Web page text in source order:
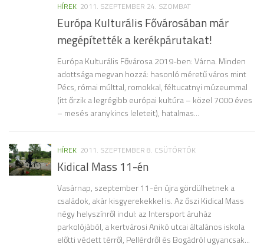
HÍREK 2011. SZEPTEMBER 24. SZOMBAT
Európa Kulturális Fővárosában már
megépítették a kerékpárutakat!
Európa Kulturális Fővárosa 2019-ben: Várna. Minden
adottsága megvan hozzá: hasonló méretű város mint
Pécs, római múlttal, romokkal, féltucatnyi múzeummal
(itt őrzik a legrégibb európai kultúra – közel 7000 éves
– mesés aranykincs leleteit), hatalmas...
HÍREK 2011. SZEPTEMBER 8. CSÜTÖRTÖK
Kidical Mass 11-én
Vasárnap, szeptember 11-én újra gördülhetnek a
családok, akár kisgyerekekkel is. Az őszi Kidical Mass
négy helyszínről indul: az Intersport áruház
parkolójából, a kertvárosi Anikó utcai általános iskola
előtti védett térről, Pellérdről és Bogádról ugyancsak...